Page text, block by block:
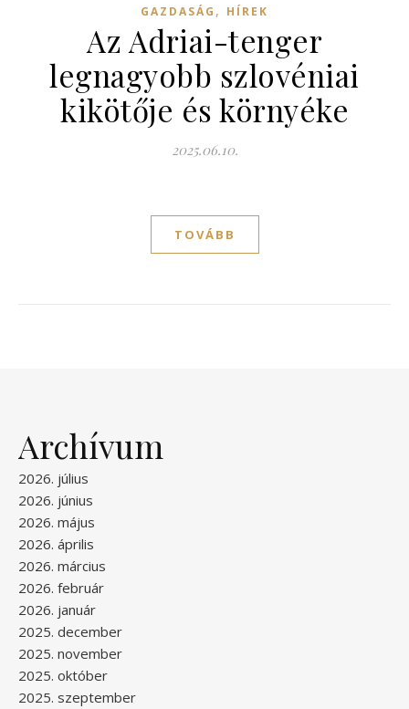
GAZDASÁG , HÍREK
Az Adriai-tenger
legnagyobb szlovéniai
kikötője és környéke
2025.06.10.
TOVÁBB
Archívum
2026. július
2026. június
2026. május
2026. április
2026. március
2026. február
2026. január
2025. december
2025. november
2025. október
2025. szeptember